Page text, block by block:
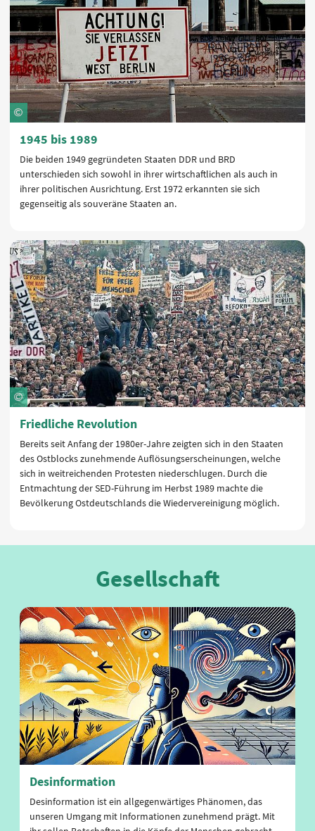
1945 bis 1989
Die beiden 1949 gegründeten Staaten DDR und BRD
unterschieden sich sowohl in ihrer wirtschaftlichen als auch in
ihrer politischen Ausrichtung. Erst 1972 erkannten sie sich
gegenseitig als souveräne Staaten an.
Friedliche Revolution
Bereits seit Anfang der 1980er-Jahre zeigten sich in den Staaten
des Ostblocks zunehmende Auflösungserscheinungen, welche
sich in weitreichenden Protesten niederschlugen. Durch die
Entmachtung der SED-Führung im Herbst 1989 machte die
Bevölkerung Ostdeutschlands die Wiedervereinigung möglich.
Gesellschaft
Desinformation
Desinformation ist ein allgegenwärtiges Phänomen, das
unseren Umgang mit Informationen zunehmend prägt. Mit